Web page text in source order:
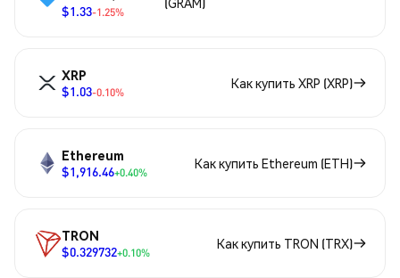
$1.33-1.25%
XRP
$1.03-0.10%
Как купить XRP (XRP)
Ethereum
$1,916.46+0.40%
Как купить Ethereum (ETH)
TRON
$0.329732+0.10%
Как купить TRON (TRX)